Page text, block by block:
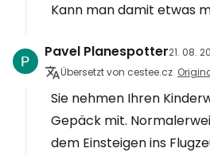
Kann man damit etwas
Pavel Planespotter21. 08.
Übersetzt von cestee.cz
Sie nehmen Ihren
Gepäck mit.
dem Einsteigen ins